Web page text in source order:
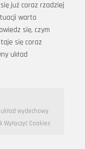
już coraz rzadziej
warto
się, czym
się coraz
układ
układ wydechowy
Wyłączyć Cookies